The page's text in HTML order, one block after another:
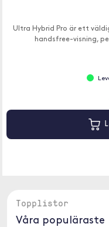
Ultra Hybrid Pro är ett
handsfree-visning,
Topplistor
Våra populäraste